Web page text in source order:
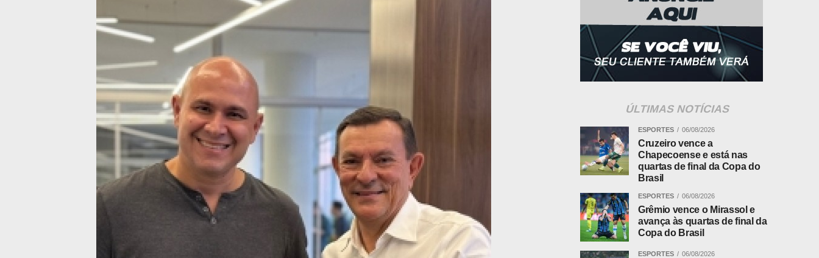
ÚLTIMAS NOTÍCIAS
ESPORTES 06/08/2026
Cruzeiro vence a
Chapecoense e está nas
quartas de final da Copa do
Brasil
ESPORTES 06/08/2026
Grêmio vence o Mirassol e
avança às quartas de final da
Copa do Brasil
ESPORTES 06/08/2026